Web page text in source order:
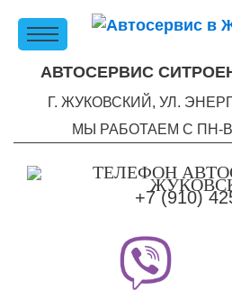
АВТОСЕРВИС
Г. ЖУКОВСКИЙ, УЛ.
МЫ РАБОТАЕМ С ПН-
+7 (910)